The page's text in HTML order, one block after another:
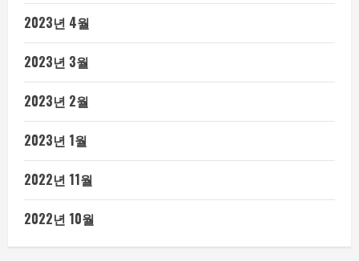
2023년 4월
2023년 3월
2023년 2월
2023년 1월
2022년 11월
2022년 10월